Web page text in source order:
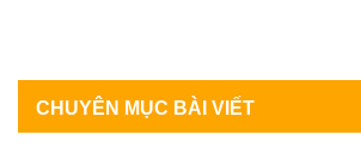
CHUYÊN MỤC BÀI VIẾT